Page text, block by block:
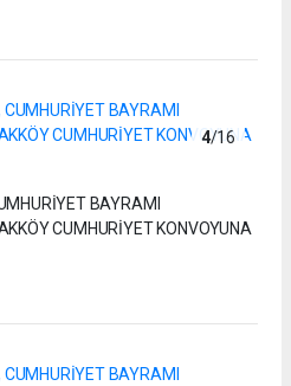
4/16
BAYRAMI
CUMHURİYET KONVOYUNA